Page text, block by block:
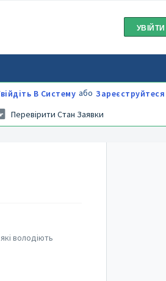
УВІЙТИ
В Систему або Зареєструйтеся
Перевірити Стан Заявки
володіють